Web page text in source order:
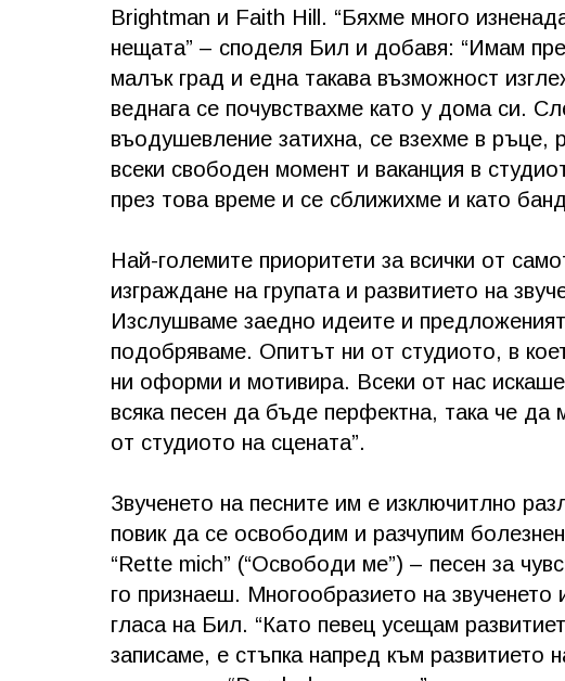
Brightman и Faith Hill. “Бяхме много
нещата” – споделя Бил и добавя: “Имам
малък град и една такава възможност
веднага се почувствахме като у дома си.
въодушевление затихна, се взехме в ръце,
всеки свободен момент и ваканция в
през това време и се сближихме и като
Най-големите приоритети за всички от
изграждане на групата и развитието на
Изслушваме заедно идеите и
подобряваме. Опитът ни от студиото, в
ни оформи и мотивира. Всеки от нас
всяка песен да бъде перфектна, така че
от студиото на сцената”.
Звученето на песните им е изключитлно
повик да се освободим и разчупим
“Rette mich” (“Освободи ме”) – песен за
го признаеш. Многообразието на
гласа на Бил. “Като певец усещам
записаме, е стъпка напред към развитието